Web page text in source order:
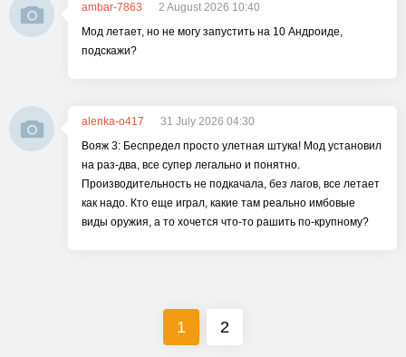
ambar-7863
2 August 2026 10:40
Мод летает, но не могу запустить на 10 Андроиде,
подскажи?
alenka-o417
31 July 2026 04:30
Вояж 3: Беспредел просто улетная штука! Мод установил
на раз-два, все супер легально и понятно.
Производительность не подкачала, без лагов, все летает
как надо. Кто еще играл, какие там реально имбовые
виды оружия, а то хочется что-то рашить по-крупному?
1 2